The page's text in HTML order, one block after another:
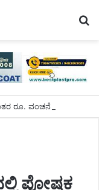
ಪೋಷಕ